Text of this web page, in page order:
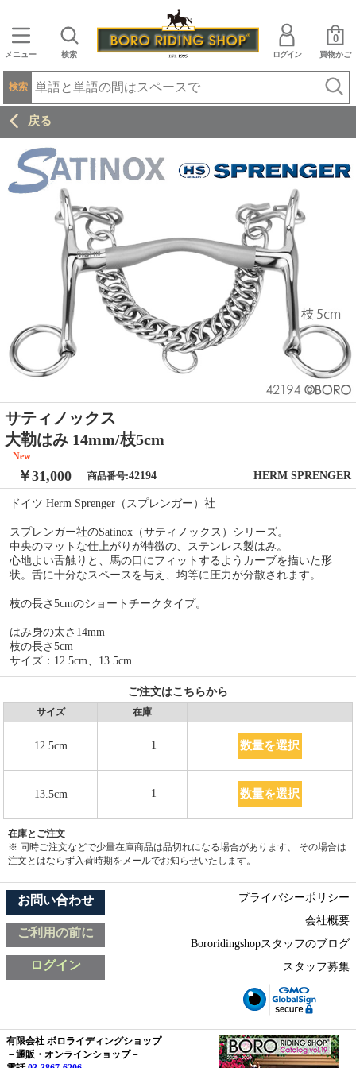
メニュー 検索 ログイン 買物かご
0
検索
戻る
サティノックス
大勒はみ 14mm/枝5cm
New
￥31,000 商品番号:42194 HERM SPRENGER
ドイツ Herm Sprenger（スプレンガー）社
スプレンガー社のSatinox（サティノックス）シリーズ。
中央のマットな仕上がりが特徴の、ステンレス製はみ。
心地よい舌触りと、馬の口にフィットするようカーブを描いた形
状。舌に十分なスペースを与え、均等に圧力が分散されます。
枝の長さ5cmのショートチークタイプ。
はみ身の太さ14mm
枝の長さ5cm
サイズ：12.5cm、13.5cm
ご注文はこちらから
サイズ 在庫
12.5cm 1 数量を選択
13.5cm 1 数量を選択
在庫とご注文
※ 同時ご注文などで少量在庫商品は品切れになる場合があります、 その場合は
注文とはならず入荷時期をメールでお知らせいたします。
お問い合わせ
ご利用の前に
ログイン
プライバシーポリシー
会社概要
Bororidingshopスタッフのブログ
スタッフ募集
有限会社 ボロライディングショップ
－通販・オンラインショップ－